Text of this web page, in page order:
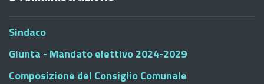
Sindaco
Giunta - Mandato elettivo 2024-2029
Composizione del Consiglio Comunale